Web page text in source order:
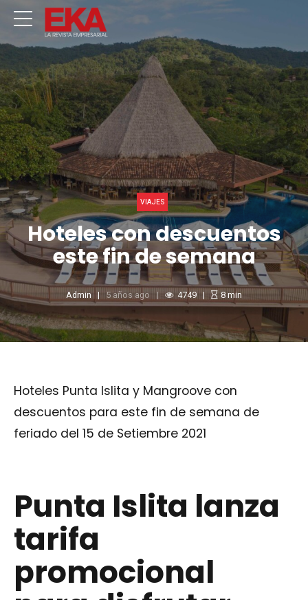
VIAJES
Hoteles con descuentos
este fin de semana
Admin 5 años ago 4749 8 min
Hoteles Punta Islita y Mangroove con
descuentos para este fin de semana de
feriado del 15 de Setiembre 2021
Punta Islita lanza
tarifa
promocional